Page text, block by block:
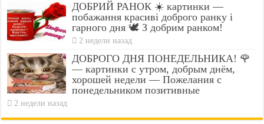
ДОБРИЙ РАНОК ☀️ картинки —
побажання красиві доброго ранку і
гарного дня 🕊️ З добрим ранком!
2 недели назад
ДОБРОГО ДНЯ ПОНЕДЕЛЬНИКА! 🌹
— картинки с утром, добрым днём,
хорошей недели — Пожелания с
понедельником позитивные
2 недели назад